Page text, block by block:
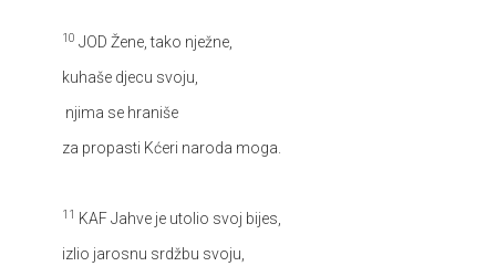
10 JOD Žene, tako nježne,
kuhaše djecu svoju,
njima se hraniše
za propasti Kćeri naroda moga.
11 KAFJahve je utolio svoj bijes,
izlio jarosnu srdžbu svoju,